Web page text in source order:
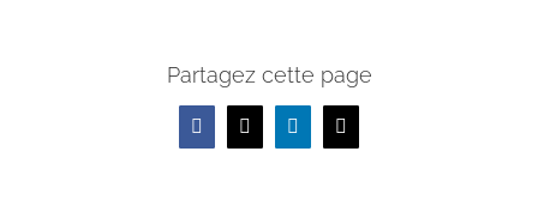
Partagez cette page
Facebook
X LinkedInEmail